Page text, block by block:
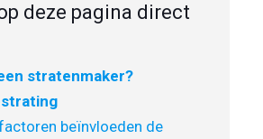
deze pagina direct
stratenmaker?
beïnvloeden de